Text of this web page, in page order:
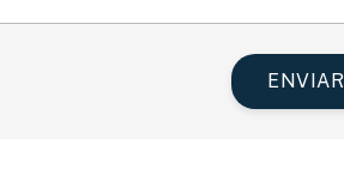
ENVIAR